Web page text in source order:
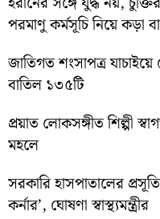
পরমাণু কর্মসূচি নিয়ে কড়া
জাতিগত শংসাপত্র
বাতিল ১৩৫টি
প্রয়াত লোকসঙ্গীত শিল্পী
মহলে
সরকারি হাসপাতালের
কর্নার’, ঘোষণা স্বাস্থ্যমন্ত্রীর